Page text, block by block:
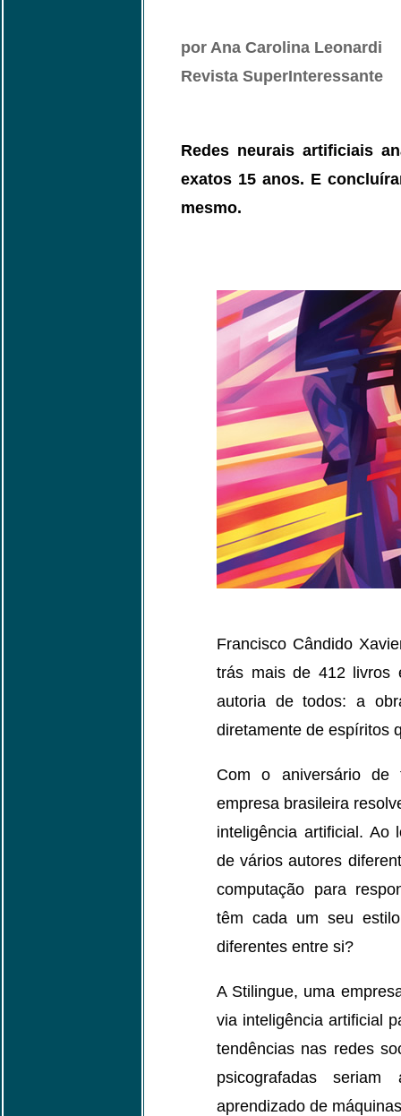
por Ana Carolina Leonardi
Revista SuperInteressante
Redes neurais artificiais
exatos 15 anos. E
mesmo.
Francisco Cândido
trás mais de 412 livros
autoria de todos: a
diretamente de espíritos
Com o aniversário de
empresa brasileira
inteligência artificial. Ao
de vários autores
computação para
têm cada um seu
diferentes entre si?
A Stilingue, uma
via inteligência artificial
tendências nas redes
psicografadas
aprendizado de